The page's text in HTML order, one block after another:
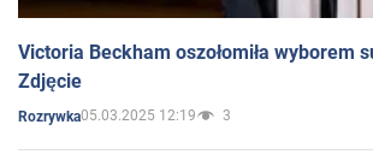
Victoria Beckham oszołomiła wyborem
Zdjęcie
Rozrywka05.03.2025 12:19 3